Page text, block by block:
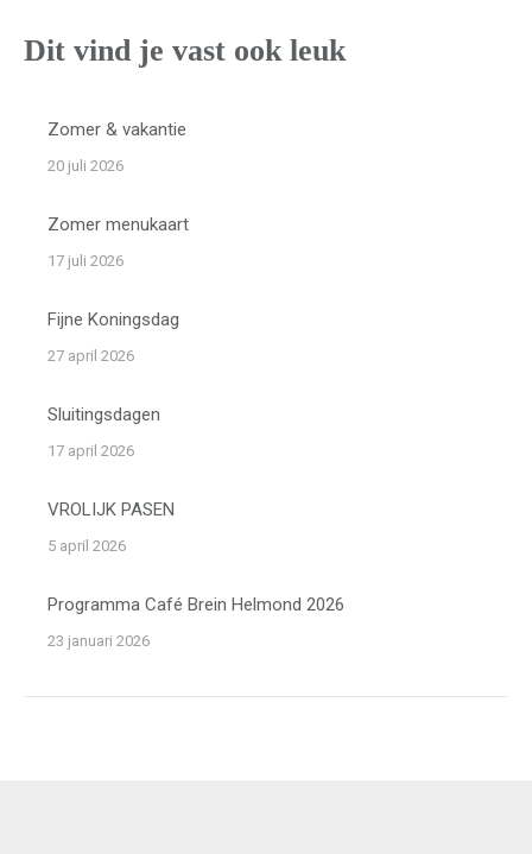
Dit vind je vast ook leuk
Zomer & vakantie
20 juli 2026
Zomer menukaart
17 juli 2026
Fijne Koningsdag
27 april 2026
Sluitingsdagen
17 april 2026
VROLIJK PASEN
5 april 2026
Programma Café Brein Helmond 2026
23 januari 2026